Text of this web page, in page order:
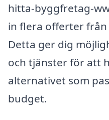
hitta-byggfretag-
in flera offerter
Detta ger dig
och tjänster för att
alternativet som
budget.